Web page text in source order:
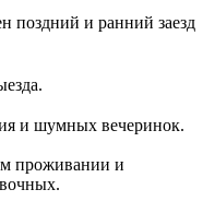
поздний и ранний заезд
и шумных вечеринок.
проживании и